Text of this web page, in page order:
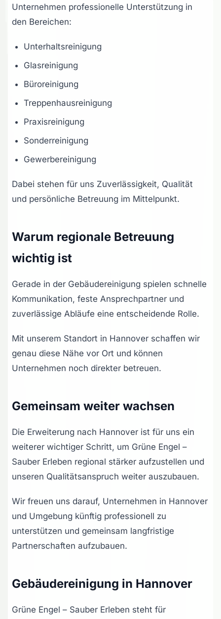
Unternehmen professionelle Unterstützung in
den Bereichen:
Unterhaltsreinigung
Glasreinigung
Büroreinigung
Treppenhausreinigung
Praxisreinigung
Sonderreinigung
Gewerbereinigung
Dabei stehen für uns Zuverlässigkeit, Qualität
und persönliche Betreuung im Mittelpunkt.
Warum regionale Betreuung
wichtig ist
Gerade in der Gebäudereinigung spielen schnelle
Kommunikation, feste Ansprechpartner und
zuverlässige Abläufe eine entscheidende Rolle.
Mit unserem Standort in Hannover schaffen wir
genau diese Nähe vor Ort und können
Unternehmen noch direkter betreuen.
Gemeinsam weiter wachsen
Die Erweiterung nach Hannover ist für uns ein
weiterer wichtiger Schritt, um Grüne Engel –
Sauber Erleben regional stärker aufzustellen und
unseren Qualitätsanspruch weiter auszubauen.
Wir freuen uns darauf, Unternehmen in Hannover
und Umgebung künftig professionell zu
unterstützen und gemeinsam langfristige
Partnerschaften aufzubauen.
Gebäudereinigung in Hannover
Grüne Engel – Sauber Erleben steht für